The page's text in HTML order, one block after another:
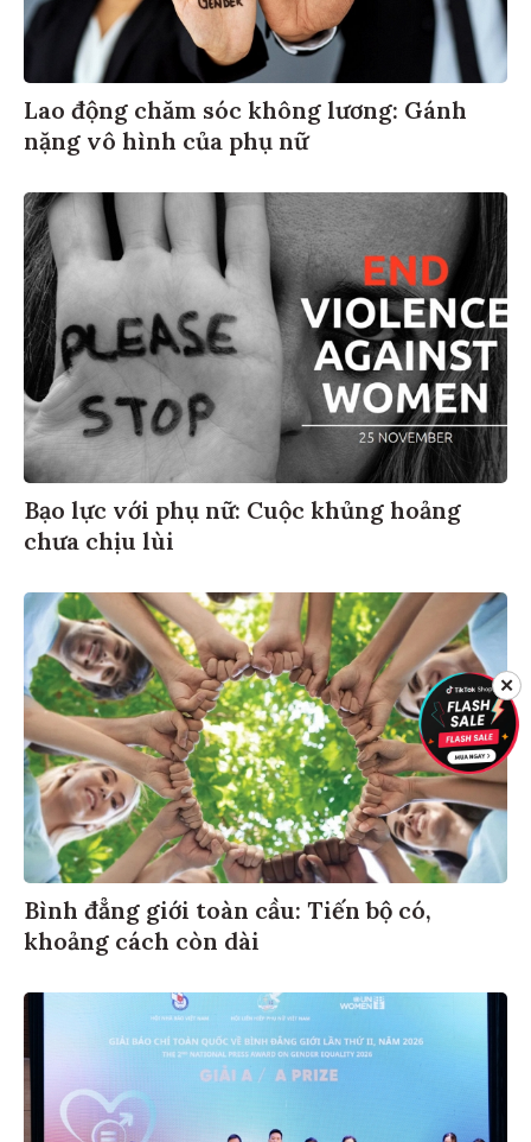
Lao động chăm sóc không lương: Gánh
nặng vô hình của phụ nữ
Bạo lực với phụ nữ: Cuộc khủng hoảng
chưa chịu lùi
Bình đẳng giới toàn cầu: Tiến bộ có,
khoảng cách còn dài
✕